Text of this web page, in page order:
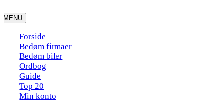
to
content
MENU
Forside
Bedøm firmaer
Bedøm biler
Ordbog
Guide
Top 20
Min konto